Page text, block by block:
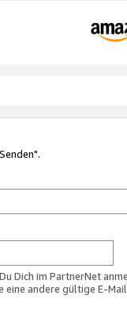
Dich im PartnerNet
eine andere gültige E-